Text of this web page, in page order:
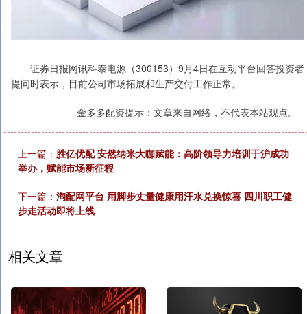
证券日报网讯科泰电源（300153）9月4日在互动平台回答投资者
提问时表示，目前公司市场拓展和生产交付工作正常。
金多多配资提示：文章来自网络，不代表本站观点。
上一篇： 胜亿优配 安然纳米大咖赋能：高阶领导力培训于沪成功
举办，赋能市场新征程
下一篇： 淘配网平台 用脚步丈量健康用汗水兑换惊喜 四川职工健
步走活动即将上线
相关文章